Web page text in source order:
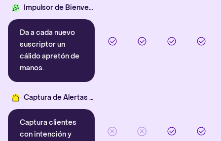
Impulsor de Bienvenida
Da a cada nuevo
suscriptor un
cálido apretón de
manos.
Captura de Alertas Inteligentes
Captura clientes
con intención y